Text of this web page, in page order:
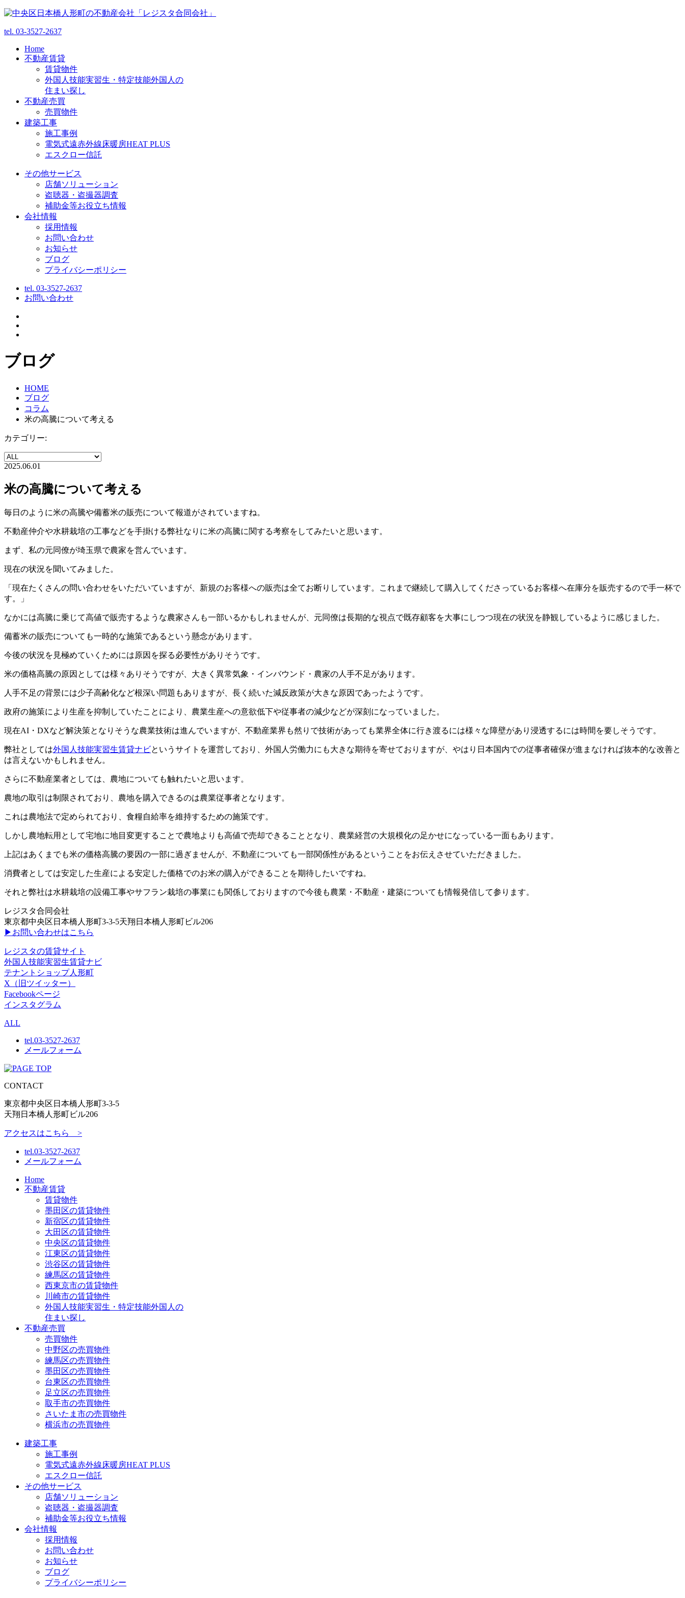
tel. 03-3527-2637
Home
不動産賃貸
賃貸物件
外国人技能実習生・特定技能外国人の
住まい探し
不動産売買
売買物件
建築工事
施工事例
電気式遠赤外線床暖房HEAT PLUS
エスクロー信託
その他サービス
店舗ソリューション
盗聴器・盗撮器調査
補助金等お役立ち情報
会社情報
採用情報
お問い合わせ
お知らせ
ブログ
プライバシーポリシー
tel. 03-3527-2637
お問い合わせ
ブログ
HOME
ブログ
コラム
米の高騰について考える
カテゴリー:
2025.06.01
米の高騰について考える
毎日のように米の高騰や備蓄米の販売について報道がされていますね。
不動産仲介や水耕栽培の工事などを手掛ける弊社なりに米の高騰に関する考察をしてみたいと思います。
まず、私の元同僚が埼玉県で農家を営んでいます。
現在の状況を聞いてみました。
「現在たくさんの問い合わせをいただいていますが、新規のお客様への販売は全てお断りしています。これまで継続して購入してくださっているお客様へ在庫分を販売するので手一杯で
す。」
なかには高騰に乗じて高値で販売するような農家さんも一部いるかもしれませんが、元同僚は長期的な視点で既存顧客を大事にしつつ現在の状況を静観しているように感じました。
備蓄米の販売についても一時的な施策であるという懸念があります。
今後の状況を見極めていくためには原因を探る必要性がありそうです。
米の価格高騰の原因としては様々ありそうですが、大きく異常気象・インバウンド・農家の人手不足があります。
人手不足の背景には少子高齢化など根深い問題もありますが、長く続いた減反政策が大きな原因であったようです。
政府の施策により生産を抑制していたことにより、農業生産への意欲低下や従事者の減少などが深刻になっていました。
現在AI・DXなど解決策となりそうな農業技術は進んでいますが、不動産業界も然りで技術があっても業界全体に行き渡るには様々な障壁があり浸透するには時間を要しそうです。
弊社としては外国人技能実習生賃貸ナビというサイトを運営しており、外国人労働力にも大きな期待を寄せておりますが、やはり日本国内での従事者確保が進まなければ抜本的な改善と
は言えないかもしれません。
さらに不動産業者としては、農地についても触れたいと思います。
農地の取引は制限されており、農地を購入できるのは農業従事者となります。
これは農地法で定められており、食糧自給率を維持するための施策です。
しかし農地転用として宅地に地目変更することで農地よりも高値で売却できることとなり、農業経営の大規模化の足かせになっている一面もあります。
上記はあくまでも米の価格高騰の要因の一部に過ぎませんが、不動産についても一部関係性があるということをお伝えさせていただきました。
消費者としては安定した生産による安定した価格でのお米の購入ができることを期待したいですね。
それと弊社は水耕栽培の設備工事やサフラン栽培の事業にも関係しておりますので今後も農業・不動産・建築についても情報発信して参ります。
レジスタ合同会社
東京都中央区日本橋人形町3-3-5天翔日本橋人形町ビル206
▶お問い合わせはこちら
レジスタの賃貸サイト
外国人技能実習生賃貸ナビ
テナントショップ人形町
X（旧ツイッター）
Facebookページ
インスタグラム
ALL
tel.03-3527-2637
メールフォーム
CONTACT
東京都中央区日本橋人形町3-3-5
天翔日本橋人形町ビル206
アクセスはこちら >
tel.03-3527-2637
メールフォーム
Home
不動産賃貸
賃貸物件
墨田区の賃貸物件
新宿区の賃貸物件
大田区の賃貸物件
中央区の賃貸物件
江東区の賃貸物件
渋谷区の賃貸物件
練馬区の賃貸物件
西東京市の賃貸物件
川崎市の賃貸物件
外国人技能実習生・特定技能外国人の
住まい探し
不動産売買
売買物件
中野区の売買物件
練馬区の売買物件
墨田区の売買物件
台東区の売買物件
足立区の売買物件
取手市の売買物件
さいたま市の売買物件
横浜市の売買物件
建築工事
施工事例
電気式遠赤外線床暖房HEAT PLUS
エスクロー信託
その他サービス
店舗ソリューション
盗聴器・盗撮器調査
補助金等お役立ち情報
会社情報
採用情報
お問い合わせ
お知らせ
ブログ
プライバシーポリシー